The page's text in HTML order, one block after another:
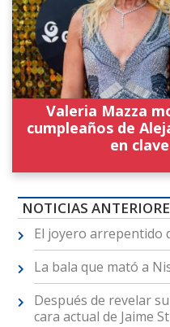
Valeria Mazza
cumpleaños de
en
NOTICIAS
El joyero arrepentido
La bala que mató a
Después de revelar
cara actual de Jaime